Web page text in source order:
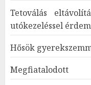
Tetoválás
utókezeléssel
Hősök
Megfiatalodott